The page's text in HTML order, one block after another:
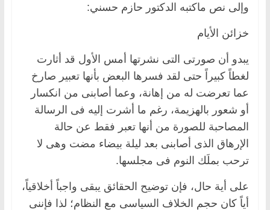
وإلى نص ماكتبه الدكتور حازم حسني:
خزائن الأيام
يبدو أن صورتى التى نشرتها أمس الأول قد أثارت
لغطاً كبيراً حتى لقد فسرها البعض بأنها تعبير صارخ
عما تعرضت له من إهانة، وعما أصابنى من انكسار
أو شعور بالهزيمة، رغم ما أشرت إليه فى الرسالة
المصاحبة للصورة من أنها تعبر فقط عن حالة
الإرهاق الذى أصابنى بعد ليلة بيضاء مضت وهى لا
ترحب بملَك النوم فى مجلسها.
على أية حال، فإن توضيح الحقائق يبقى واجباً أخلاقياً،
أياً كان حجم الخلاف السياسى مع النظام؛ لذا فإننى